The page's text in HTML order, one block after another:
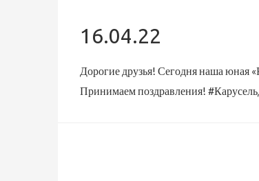
16.04.22
Дорогие друзья! Сегодня наша юная
Принимаем поздравления!